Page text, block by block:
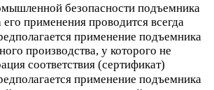
безопасности подъемника
применения проводится всегда
применение подъемника
производства, у которого не
соответствия (сертификат)
применение подъемника